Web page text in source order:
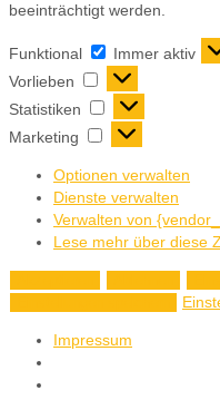
beeinträchtigt werden.
Funktional
Immer aktiv
Vorlieben
Statistiken
Marketing
Optionen verwalten
Dienste verwalten
Verwalten von
Lese mehr über diese
Impressum